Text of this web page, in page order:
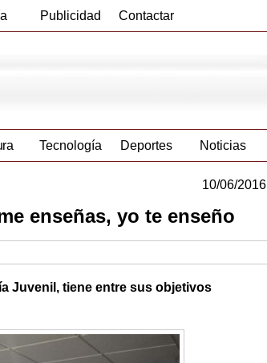
Publicidad Contactar
Tecnología Deportes Noticias
10/06/2016
enseñas, yo te enseño
Juvenil, tiene entre sus objetivos